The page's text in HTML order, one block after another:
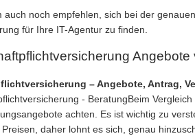
auch noch empfehlen, sich bei der
für Ihre IT-Agentur zu finden.
– Angebote, Antrag,
Beim
achten. Es ist wichtig zu
daher lohnt es sich, genau